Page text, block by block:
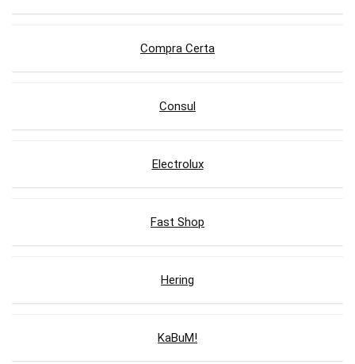
Compra Certa
Consul
Electrolux
Fast Shop
Hering
KaBuM!